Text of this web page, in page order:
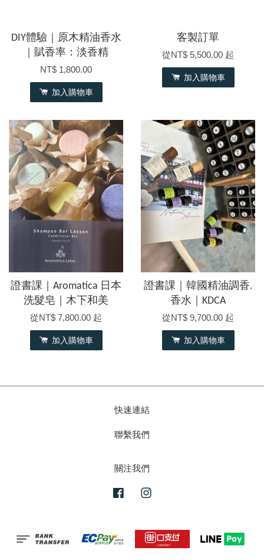
DIY體驗｜原木精油香水
｜賦香率：淡香精
NT$ 1,800.00
加入購物車
客製訂單
從NT$ 5,500.00 起
加入購物車
證書課｜Aromatica 日本
洗髮皂｜木下和美
從NT$ 7,800.00 起
加入購物車
證書課｜韓國精油調香.
香水｜KDCA
從NT$ 9,700.00 起
加入購物車
快速連結
聯繫我們
關注我們
Facebook